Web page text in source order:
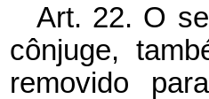
Art. 22. O
cônjuge,
removido